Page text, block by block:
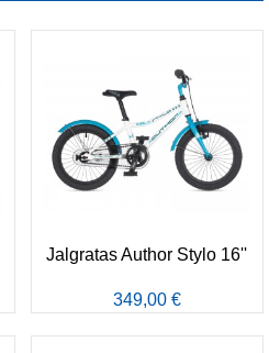
Jalgratas Author Stylo 16''
349,00 €